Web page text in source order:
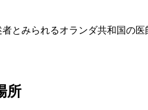
とみられるオランダ共和国の医
所